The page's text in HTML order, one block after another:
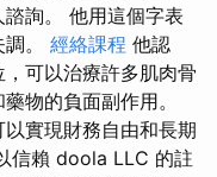
詢。 他用這個字表
。 經絡課程 他認
可以治療許多肌肉骨
物的負面副作用。
實現財務自由和長期
信賴 doola LLC 的註